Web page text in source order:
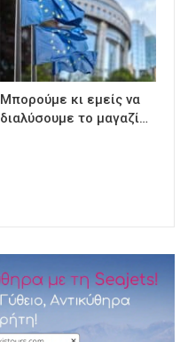
Μπορούμε κι εμείς να
διαλύσουμε το μαγαζί…